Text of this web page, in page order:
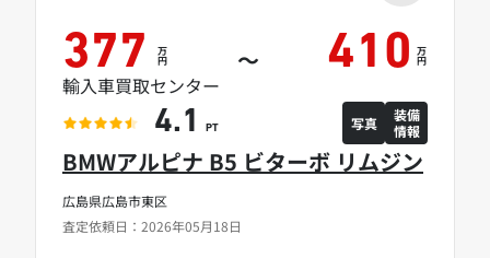
広島県広島市東区
査定依頼日：2026年05月18日
BMWアルピナ B5 ビターボ リムジン
377 万
円 ～ 410 万
円
輸入車買取センター
4.1 PT 写真
装備
情報